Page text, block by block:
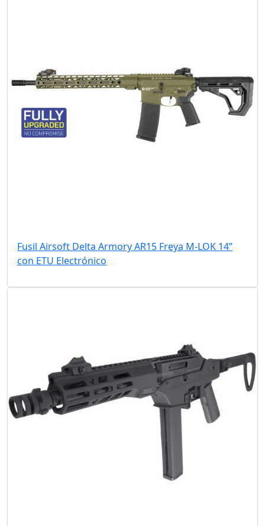
Fusil Airsoft Delta Armory AR15 Freya M-LOK 14”
con ETU Electrónico